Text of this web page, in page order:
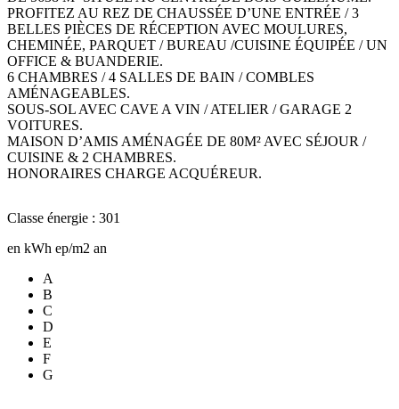
PROFITEZ AU REZ DE CHAUSSÉE D’UNE ENTRÉE / 3
BELLES PIÈCES DE RÉCEPTION AVEC MOULURES,
CHEMINÉE, PARQUET / BUREAU /CUISINE ÉQUIPÉE / UN
OFFICE & BUANDERIE.
6 CHAMBRES / 4 SALLES DE BAIN / COMBLES
AMÉNAGEABLES.
SOUS-SOL AVEC CAVE A VIN / ATELIER / GARAGE 2
VOITURES.
MAISON D’AMIS AMÉNAGÉE DE 80M² AVEC SÉJOUR /
CUISINE & 2 CHAMBRES.
HONORAIRES CHARGE ACQUÉREUR.
Classe énergie : 301
en kWh ep/m2 an
A
B
C
D
E
F
G